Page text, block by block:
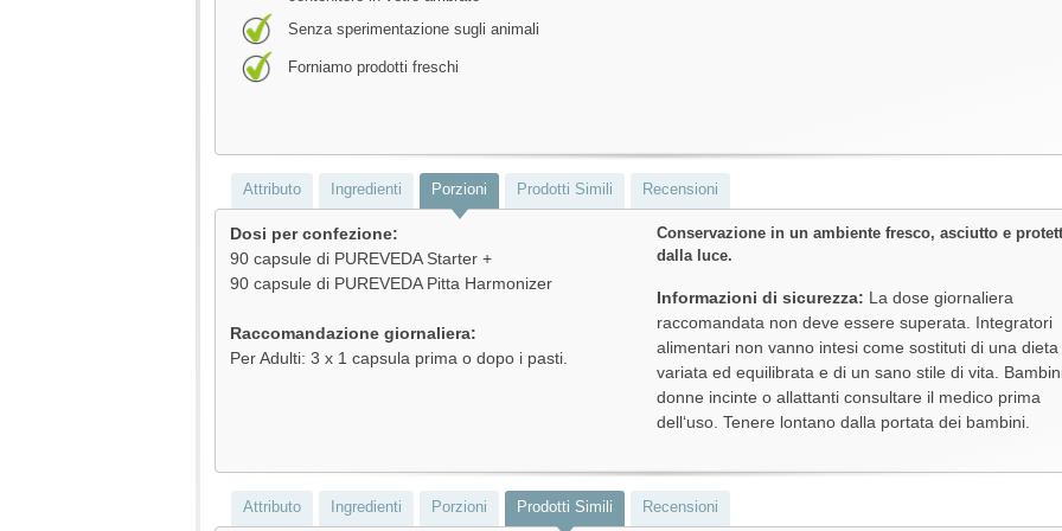
Senza sperimentazione sugli animali
Forniamo prodotti freschi
Attributo Ingredienti Porzioni Prodotti Simili Recensioni
Dosi per confezione:
90 capsule di PUREVEDA Starter +
90 capsule di PUREVEDA Pitta Harmonizer
Raccomandazione giornaliera:
Per Adulti: 3 x 1 capsula prima o dopo i pasti.
Conservazione in un ambiente fresco, asciutto e
dalla luce.
Informazioni di sicurezza: La dose giornaliera
raccomandata non deve essere superata. Integratori
alimentari non vanno intesi come sostituti di una dieta
variata ed equilibrata e di un sano stile di vita.
donne incinte o allattanti consultare il medico prima
dell‘uso. Tenere lontano dalla portata dei bambini.
Attributo Ingredienti Porzioni Prodotti Simili Recensioni